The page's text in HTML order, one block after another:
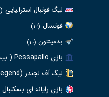
لیگ فوتبال استرالیایی (۱۶)
فوتسال (۱۲)
بدمینتون (۱۰)
بازی Pessapallo ( بیس بال فندلاندی )
لیگ آف لجندز (League of Legend)
بازی رایانه ای بسکتبال